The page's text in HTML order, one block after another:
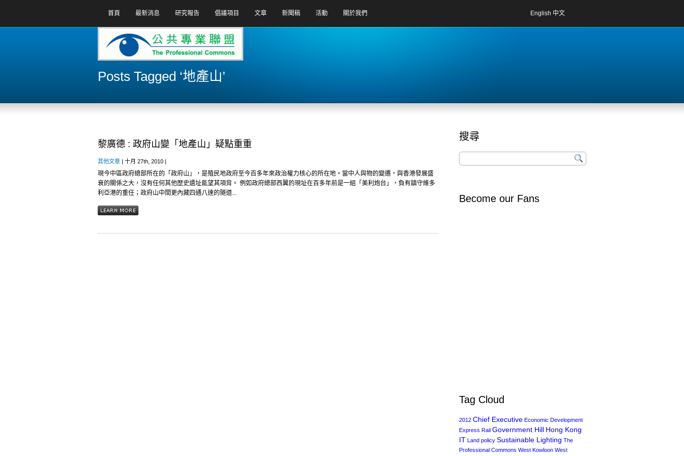
首頁 最新消息 研究報告 倡議項目 文章 新聞稿 活動 關於我們 English 中文
Posts Tagged ‘地產山’
黎廣德 : 政府山變「地產山」疑點重重
其他文章 | 十月 27th, 2010 |
現今中區政府總部所在的「政府山」，是殖民地政府至今百多年來政治權力核心的所在地。當中人與物的變遷，與香港發展盛
衰的關係之大，沒有任何其他歴史遺址能望其項背。 例如政府總部西翼的現址在百多年前是一組「美利炮台」，負有鎮守維多
利亞港的重任；政府山中間更內藏四通八達的隧道...
搜尋
Become our Fans
Tag Cloud
2012 Chief Executive Economic Development
Express Rail Government Hill Hong Kong
IT Land policy Sustainable Lighting The
Professional Commons West Kowloon West